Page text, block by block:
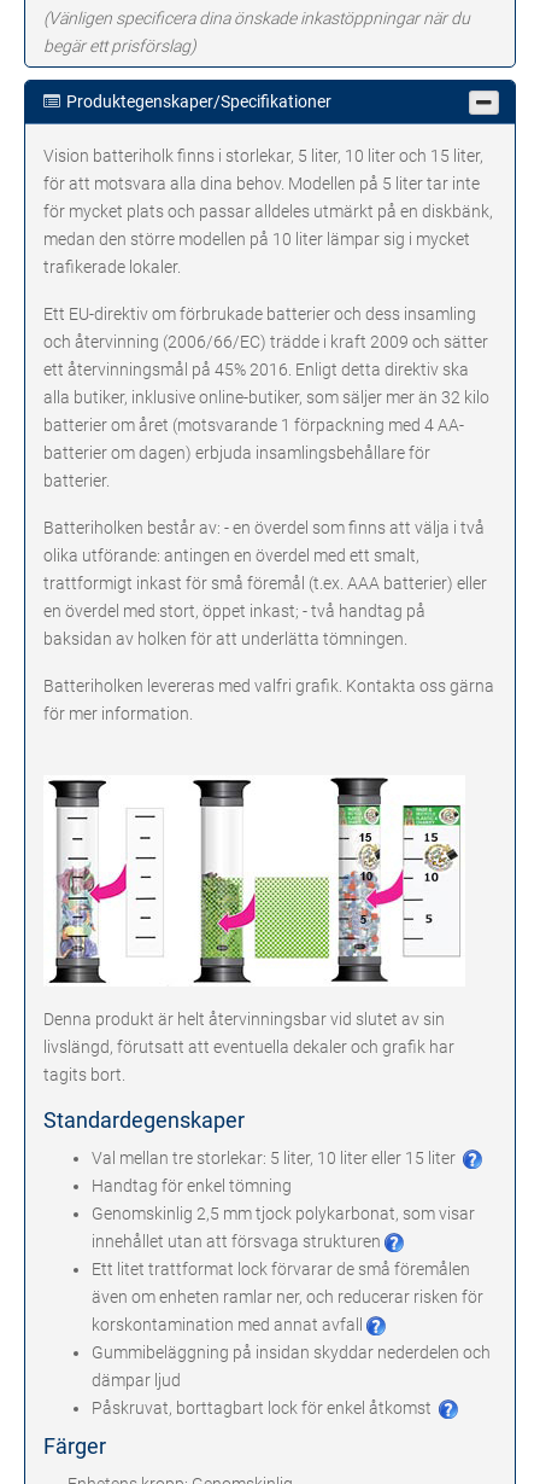
(Vänligen specificera dina önskade inkastöppningar när du
begär ett prisförslag)
Produktegenskaper/Specifikationer
Vision batteriholk finns i storlekar, 5 liter, 10 liter och 15 liter,
för att motsvara alla dina behov. Modellen på 5 liter tar inte
för mycket plats och passar alldeles utmärkt på en diskbänk,
medan den större modellen på 10 liter lämpar sig i mycket
trafikerade lokaler.
Ett EU-direktiv om förbrukade batterier och dess insamling
och återvinning (2006/66/EC) trädde i kraft 2009 och sätter
ett återvinningsmål på 45% 2016. Enligt detta direktiv ska
alla butiker, inklusive online-butiker, som säljer mer än 32 kilo
batterier om året (motsvarande 1 förpackning med 4 AA-
batterier om dagen) erbjuda insamlingsbehållare för
batterier.
Batteriholken består av: - en överdel som finns att välja i två
olika utförande: antingen en överdel med ett smalt,
trattformigt inkast för små föremål (t.ex. AAA batterier) eller
en överdel med stort, öppet inkast; - två handtag på
baksidan av holken för att underlätta tömningen.
Batteriholken levereras med valfri grafik. Kontakta oss gärna
för mer information.
Denna produkt är helt återvinningsbar vid slutet av sin
livslängd, förutsatt att eventuella dekaler och grafik har
tagits bort.
Standardegenskaper
Val mellan tre storlekar: 5 liter, 10 liter eller 15 liter
Handtag för enkel tömning
Genomskinlig 2,5 mm tjock polykarbonat, som visar
innehållet utan att försvaga strukturen
Ett litet trattformat lock förvarar de små föremålen
även om enheten ramlar ner, och reducerar risken för
korskontamination med annat avfall
Gummibeläggning på insidan skyddar nederdelen och
dämpar ljud
Påskruvat, borttagbart lock för enkel åtkomst
Färger